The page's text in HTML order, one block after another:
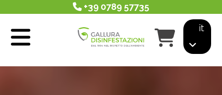
+39 0789 57735
it